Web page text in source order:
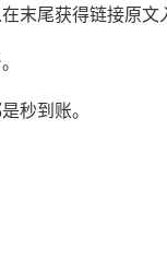
末尾获得链接原文
秒到账。